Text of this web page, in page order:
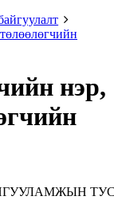
нэр,